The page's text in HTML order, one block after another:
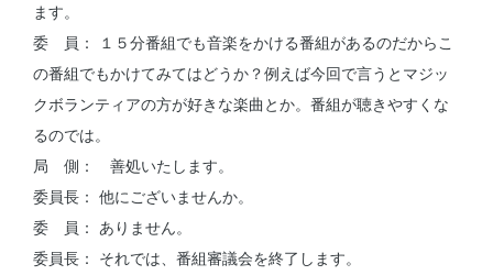
ます。
委 員： １５分番組でも音楽をかける番組があるのだからこ
の番組でもかけてみてはどうか？例えば今回で言うとマジッ
クボランティアの方が好きな楽曲とか。番組が聴きやすくな
るのでは。
局 側： 善処いたします。
委員長： 他にございませんか。
委 員： ありません。
委員長： それでは、番組審議会を終了します。